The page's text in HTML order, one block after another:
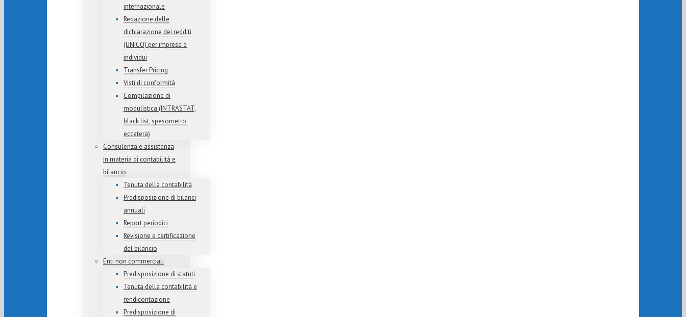
internazionale
Redazione delle
dichiarazione dei redditi
(UNICO) per imprese e
individui
Transfer Pricing
Visti di conformità
Compilazione di
modulistica (INTRASTAT,
black list, spesometro,
eccetera)
Consulenza e assistenza
in materia di contabilità e
bilancio
Tenuta della contabilità
Predisposizione di bilanci
annuali
Report periodici
Revisione e certificazione
del bilancio
Enti non commerciali
Predisposizione di statuti
Tenuta della contabilità e
rendicontazione
Predisposizione di